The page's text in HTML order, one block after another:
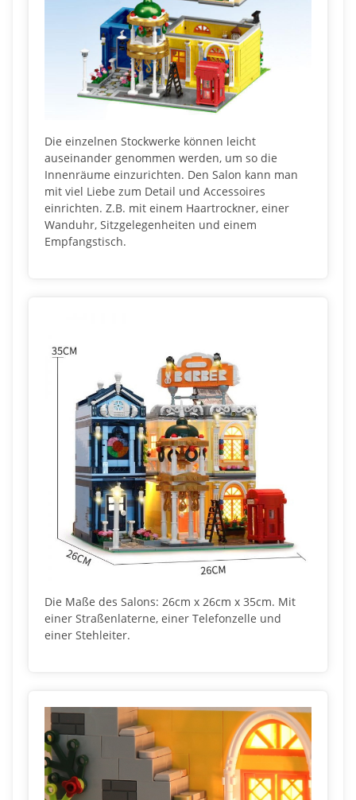
Die einzelnen Stockwerke können leicht
auseinander genommen werden, um so die
Innenräume einzurichten. Den Salon kann man
mit viel Liebe zum Detail und Accessoires
einrichten. Z.B. mit einem Haartrockner, einer
Wanduhr, Sitzgelegenheiten und einem
Empfangstisch.
Die Maße des Salons: 26cm x 26cm x 35cm. Mit
einer Straßenlaterne, einer Telefonzelle und
einer Stehleiter.